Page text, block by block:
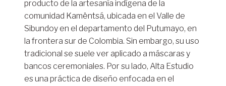
producto de la artesanía indígena de la
comunidad Kamëntsá, ubicada en el Valle de
Sibundoy en el departamento del Putumayo, en
la frontera sur de Colombia. Sin embargo, su uso
tradicional se suele ver aplicado a máscaras y
bancos ceremoniales. Por su lado, Alta Estudio
es una práctica de diseño enfocada en el